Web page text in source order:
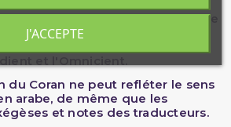
à Allah. C?est Allah qui Accorde
Allah qui guide dans le droit
accepte ceci de notre
du Coran ne peut refléter le sens
arabe, de même que les
et notes des traducteurs.
J'ACCEPTE